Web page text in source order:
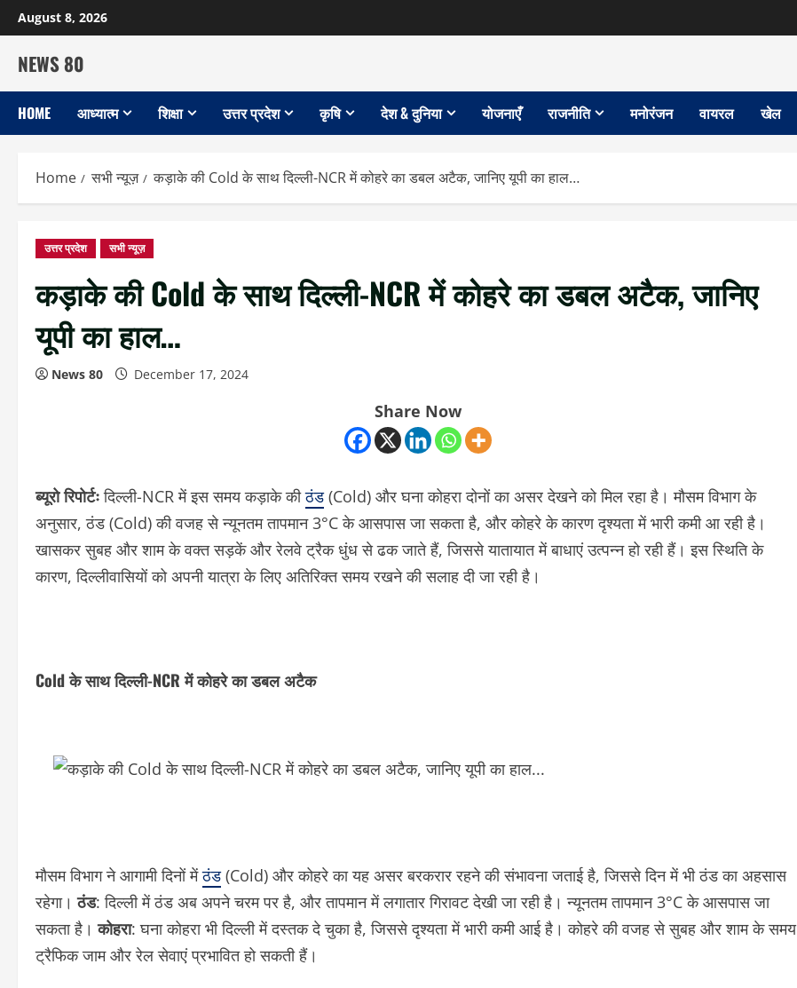
Skip
to
content
August 8, 2026
NEWS 80
HOME आध्यात्म शिक्षा उत्तर प्रदेश कृषि देश & दुनिया योजनाएँ राजनीति मनोरंजन वायरल खेल
Home सभी न्यूज़ कड़ाके की Cold के साथ दिल्ली-NCR में कोहरे का डबल अटैक, जानिए यूपी का हाल…
उत्तर प्रदेश सभी न्यूज़
कड़ाके की Cold के साथ दिल्ली-NCR में कोहरे का डबल अटैक, जानिए
यूपी का हाल…
News 80 December 17, 2024
Share Now
ब्यूरो रिपोर्टःदिल्ली-NCR में इस समय कड़ाके कीठंड(Cold) और घना कोहरा दोनों का असर देखने को मिल रहा है। मौसम विभाग के
अनुसार, ठंड (Cold) की वजह से न्यूनतम तापमान 3°C के आसपास जा सकता है, और कोहरे के कारण दृश्यता में भारी कमी आ रही है।
खासकर सुबह और शाम के वक्त सड़कें और रेलवे ट्रैक धुंध से ढक जाते हैं, जिससे यातायात में बाधाएं उत्पन्न हो रही हैं। इस स्थिति के
कारण, दिल्लीवासियों को अपनी यात्रा के लिए अतिरिक्त समय रखने की सलाह दी जा रही है।
Cold के साथ दिल्ली-NCR में कोहरे का डबल अटैक
मौसम विभाग ने आगामी दिनों मेंठंड(Cold) और कोहरे का यह असर बरकरार रहने की संभावना जताई है, जिससे दिन में भी ठंड का अहसास
रहेगा।ठंड: दिल्ली में ठंड अब अपने चरम पर है, और तापमान में लगातार गिरावट देखी जा रही है। न्यूनतम तापमान 3°C के आसपास जा
सकता है।कोहरा: घना कोहरा भी दिल्ली में दस्तक दे चुका है, जिससे दृश्यता में भारी कमी आई है। कोहरे की वजह से सुबह और शाम के समय
ट्रैफिक जाम और रेल सेवाएं प्रभावित हो सकती हैं।